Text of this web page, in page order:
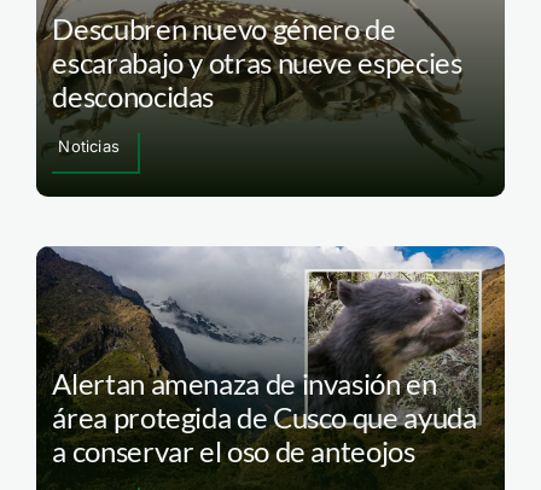
Descubren nuevo género de
escarabajo y otras nueve especies
desconocidas
Noticias
Alertan amenaza de invasión en
área protegida de Cusco que ayuda
a conservar el oso de anteojos